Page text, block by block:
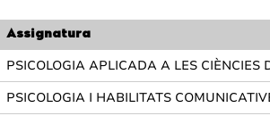
Assignatura
PSICOLOGIA APLICADA A LES
PSICOLOGIA I HABILITATS